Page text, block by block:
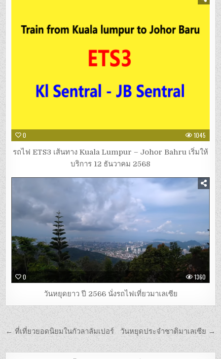
0 1045
รถไฟ ETS3 เส้นทาง Kuala Lumpur – Johor Bahru เริ่มให้
บริการ 12 ธันวาคม 2568
0 1360
วันหยุดยาว ปี 2566 นั่งรถไฟเที่ยวมาเลเซีย
วันหยุดประจำชาติมาเลเซีย →
← ที่เที่ยวยอดนิยมในกัวลาลัมเปอร์